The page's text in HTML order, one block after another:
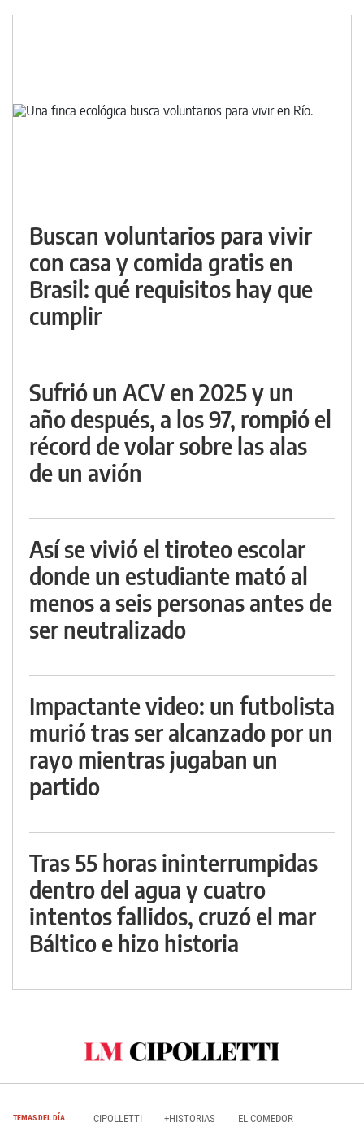
Buscan voluntarios para vivir
con casa y comida gratis en
Brasil: qué requisitos hay que
cumplir
Sufrió un ACV en 2025 y un
año después, a los 97, rompió el
récord de volar sobre las alas
de un avión
Así se vivió el tiroteo escolar
donde un estudiante mató al
menos a seis personas antes de
ser neutralizado
Impactante video: un futbolista
murió tras ser alcanzado por un
rayo mientras jugaban un
partido
Tras 55 horas ininterrumpidas
dentro del agua y cuatro
intentos fallidos, cruzó el mar
Báltico e hizo historia
TEMAS DEL DÍA CIPOLLETTI +HISTORIAS EL COMEDOR